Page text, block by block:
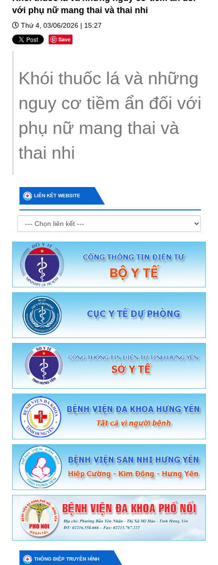
với phụ nữ mang thai và thai nhi
Thứ 4, 03/06/2026 | 15:27
Save
Khói thuốc lá và những
nguy cơ tiềm ẩn đối với
phụ nữ mang thai và
thai nhi
LIÊN KẾT WEBSITE
THÔNG ĐIỆP TRUYỀN HÌNH